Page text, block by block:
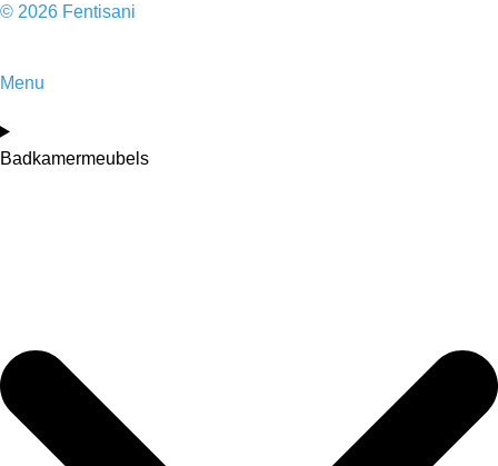
© 2026 Fentisani
Menu
Badkamermeubels